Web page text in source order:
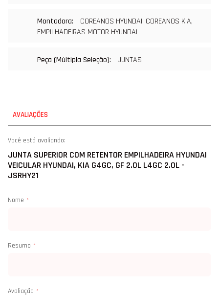
COREANOS HYUNDAI, COREANOS KIA,
EMPILHADEIRAS MOTOR HYUNDAI
JUNTAS
AVALIAÇÕES
Você está avaliando:
JUNTA SUPERIOR COM RETENTOR EMPILHADEIRA HYUNDAI
VEICULAR HYUNDAI, KIA G4GC, GF 2.0L L4GC 2.0L -
JSRHY21
Nome
Resumo
Avaliação